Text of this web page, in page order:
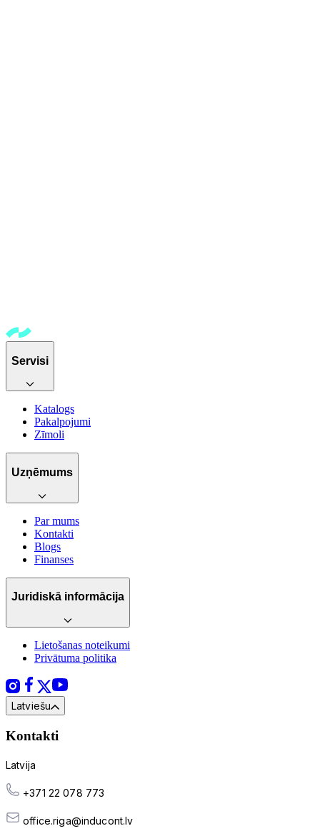
Servisi
Katalogs
Pakalpojumi
Zīmoli
Uzņēmums
Par mums
Kontakti
Blogs
Finanses
Juridiskā informācija
Lietošanas noteikumi
Privātuma politika
Latviešu
Kontakti
Latvija
+371 22 078 773
office.riga@inducont.lv